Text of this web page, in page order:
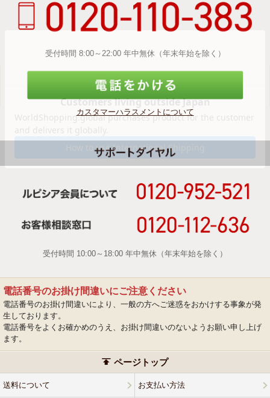
受付時間 8:00～22:00 年中無休（年末年始を除く）
カスタマーハラスメントについて
受付時間 10:00～18:00 年中無休（年末年始を除く）
電話番号のお掛け間違いにご注意ください
電話番号のお掛け間違いにより、一般の方へご迷惑をおかけする事象が発
生しております。
電話番号をよくお確かめのうえ、お掛け間違いのないようお願い申し上げ
ます。
ページトップ
送料について お支払い方法